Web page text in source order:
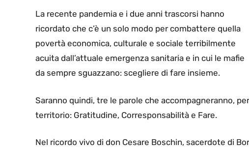
La recente pandemia e i due anni trascorsi hanno
ricordato che c’è un solo modo per combattere quella
povertà economica, culturale e sociale terribilmente
acuita dall’attuale emergenza sanitaria e in cui le mafie
da sempre sguazzano: scegliere di fare insieme.
Saranno quindi, tre le parole che accompagneranno,
territorio: Gratitudine, Corresponsabilità e Fare.
Nel ricordo vivo di don Cesare Boschin, sacerdote di